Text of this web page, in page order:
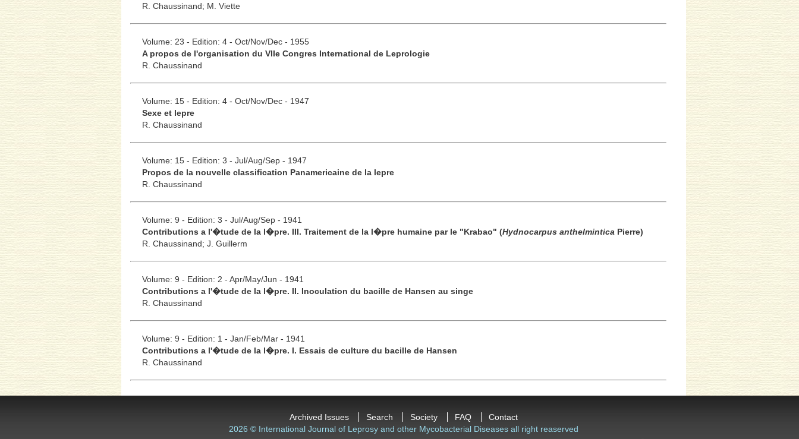
R. Chaussinand; M. Viette
Volume: 23 - Edition: 4 - Oct/Nov/Dec - 1955
A propos de l'organisation du VIIe Congres International de Leprologie
R. Chaussinand
Volume: 15 - Edition: 4 - Oct/Nov/Dec - 1947
Sexe et lepre
R. Chaussinand
Volume: 15 - Edition: 3 - Jul/Aug/Sep - 1947
Propos de la nouvelle classification Panamericaine de la lepre
R. Chaussinand
Volume: 9 - Edition: 3 - Jul/Aug/Sep - 1941
Contributions a l'�tude de la l�pre. III. Traitement de la l�pre humaine par le "Krabao" (Hydnocarpus anthelmintica Pierre)
R. Chaussinand; J. Guillerm
Volume: 9 - Edition: 2 - Apr/May/Jun - 1941
Contributions a l'�tude de la l�pre. II. Inoculation du bacille de Hansen au singe
R. Chaussinand
Volume: 9 - Edition: 1 - Jan/Feb/Mar - 1941
Contributions a l'�tude de la l�pre. I. Essais de culture du bacille de Hansen
R. Chaussinand
Archived Issues Search Society FAQ
Contact
2026 © International Journal of Leprosy and other Mycobacterial Diseases all right reaserved